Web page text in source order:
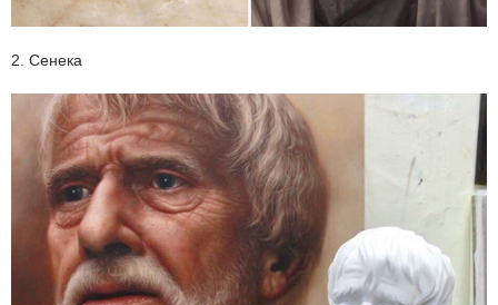
2. Сенека